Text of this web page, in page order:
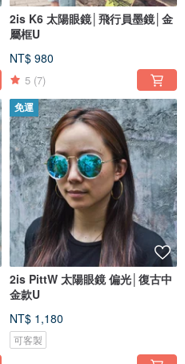
2is K6 太陽眼鏡│飛行員墨鏡│金
屬框U
NT$ 980
5 (7)
免運
2is PittW 太陽眼鏡 偏光│復古中
金款U
NT$ 1,180
可客製